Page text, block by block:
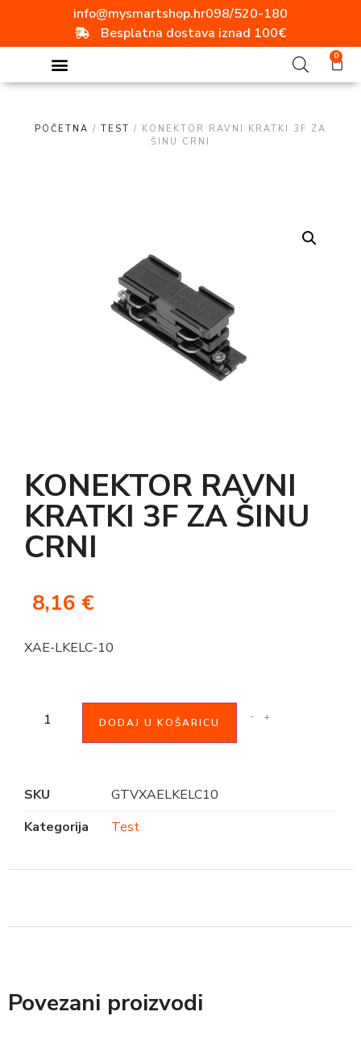
info@mysmartshop.hr098/520-180
Besplatna dostava iznad 100€
0
POČETNA / TEST / KONEKTOR RAVNI KRATKI 3F ZA
ŠINU CRNI
KONEKTOR RAVNI
KRATKI 3F ZA ŠINU
CRNI
8,16 €
XAE-LKELC-10
- +
DODAJ U KOŠARICU
SKU
GTVXAELKELC10
Kategorija
Test
Povezani proizvodi